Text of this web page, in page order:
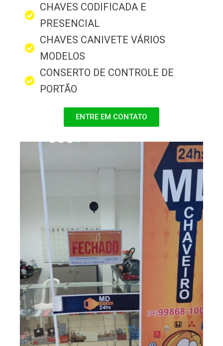
CHAVES CODIFICADA E
PRESENCIAL
CHAVES CANIVETE VÁRIOS
MODELOS
CONSERTO DE CONTROLE DE
PORTÃO
ENTRE EM CONTATO